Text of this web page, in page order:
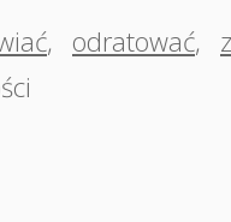
, odratować,